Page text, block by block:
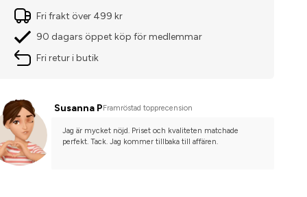
Fri frakt över 499 kr
90 dagars öppet köp för medlemmar
Fri retur i butik
Susanna PFramröstad topprecension
Jag är mycket nöjd. Priset och kvaliteten matchade
perfekt. Tack. Jag kommer tillbaka till affären.